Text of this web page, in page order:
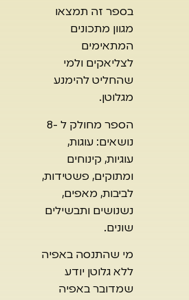
בספר זה תמצאו
מגוון מתכונים
המתאימים
לצליאקים ולמי
שהחליט להימנע
מגלוטן.
הספר מחולק ל -8
נושאים: עוגות,
עוגיות, קינוחים
ומתוקים, פשטידות,
לביבות, מאפים,
נשנושים ותבשילים
שונים.
מי שהתנסה באפיה
ללא גלוטן יודע
שמדובר באפיה